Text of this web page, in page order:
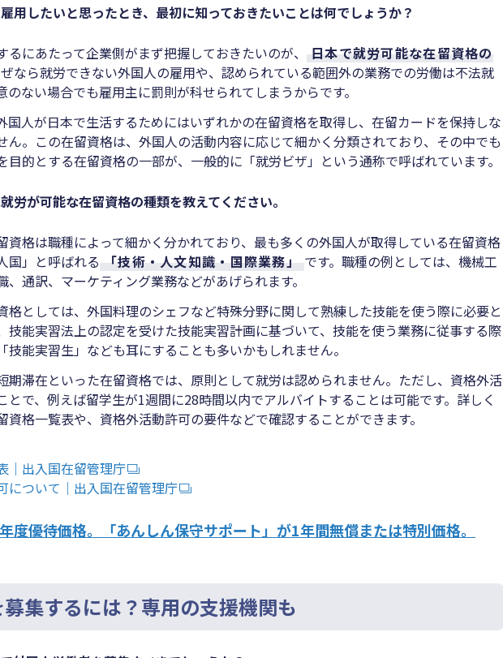
用したいと思ったとき、最初に知っておきたいことは何でしょうか？
るにあたって企業側がまず把握しておきたいのが、
日本で就労可能な在留資格の
なら就労できない外国人の雇用や、認められている範囲外の業務での労働は不法就
のない場合でも雇用主に罰則が科せられてしまうからです。
国人が日本で生活するためにはいずれかの在留資格を取得し、在留カードを保持しな
ん。この在留資格は、外国人の活動内容に応じて細かく分類されており、その中でも
目的とする在留資格の一部が、一般的に「就労ビザ」という通称で呼ばれています。
労が可能な在留資格の種類を教えてください。
資格は職種によって細かく分かれており、最も多くの外国人が取得している在留資格
国」と呼ばれる 「技術・人文知識・国際業務」 です。職種の例としては、機械工
、通訳、マーケティング業務などがあげられます。
格としては、外国料理のシェフなど特殊分野に関して熟練した技能を使う際に必要と
技能実習法上の認定を受けた技能実習計画に基づいて、技能を使う業務に従事する際
技能実習生」なども耳にすることも多いかもしれません。
期滞在といった在留資格では、原則として就労は認められません。ただし、資格外活
とで、例えば留学生が1週間に28時間以内でアルバイトすることは可能です。詳しく
資格一覧表や、資格外活動許可の要件などで確認することができます。
｜出入国在留管理庁
について｜出入国在留管理庁
度優待価格。「あんしん保守サポート」が1年間無償または特別価格。
集するには？専用の支援機関も